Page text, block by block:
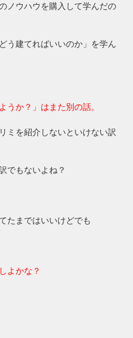
ノウハウを購入して学んだの
う建てればいいのか」を学ん
うか？」はまた別の話。
ミを紹介しないといけない訳
でもないよね？
たまではいいけどでも
よかな？